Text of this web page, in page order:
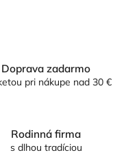
Doprava zadarmo
pri nákupe nad 30 €
Rodinná firma
s dlhou tradíciou